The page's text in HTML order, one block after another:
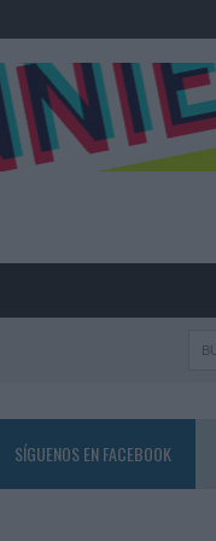
SÍGUENOS EN FACEBOOK